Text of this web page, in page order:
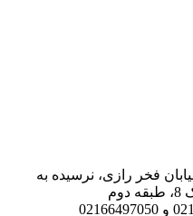
فخر رازی، نرسیده به